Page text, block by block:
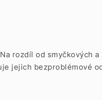
rozdíl od smyčkových
jejich bezproblémové